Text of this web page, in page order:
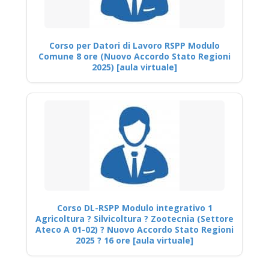
Corso per Datori di Lavoro RSPP Modulo
Comune 8 ore (Nuovo Accordo Stato Regioni
2025) [aula virtuale]
Corso DL-RSPP Modulo integrativo 1
Agricoltura ? Silvicoltura ? Zootecnia (Settore
Ateco A 01-02) ? Nuovo Accordo Stato Regioni
2025 ? 16 ore [aula virtuale]